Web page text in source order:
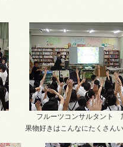
フルーツコンサルタント
果物好きはこんなにたくさん